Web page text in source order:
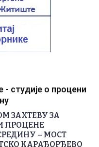
студије о процени
ЗАХТЕВУ ЗА
ПРОЦЕНЕ
– МОСТ
КАРАЂОРЂЕВО